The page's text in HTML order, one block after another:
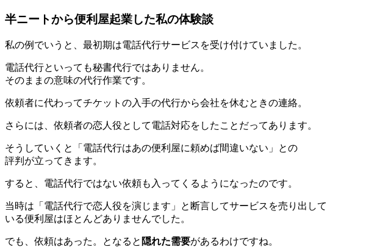
半ニートから便利屋起業した私の体験談
私の例でいうと、最初期は電話代行サービスを受け付けていました。
電話代行といっても秘書代行ではありません。
そのままの意味の代行作業です。
依頼者に代わってチケットの入手の代行から会社を休むときの連絡。
さらには、依頼者の恋人役として電話対応をしたことだってあります。
そうしていくと「電話代行はあの便利屋に頼めば間違いない」との
評判が立ってきます。
すると、電話代行ではない依頼も入ってくるようになったのです。
当時は「電話代行で恋人役を演じます」と断言してサービスを売り出して
いる便利屋はほとんどありませんでした。
でも、依頼はあった。となると 隠れた需要があるわけですね。